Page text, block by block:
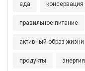
еда
правильное питание
активный образ жизни
продукты энергия